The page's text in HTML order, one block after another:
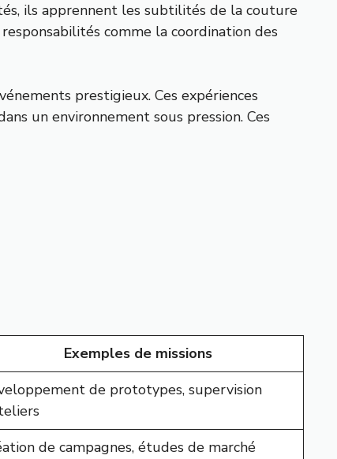
ils apprennent les subtilités de la couture
comme la coordination des
prestigieux. Ces expériences
un environnement sous pression. Ces
Exemples de missions
de prototypes, supervision
de campagnes, études de marché